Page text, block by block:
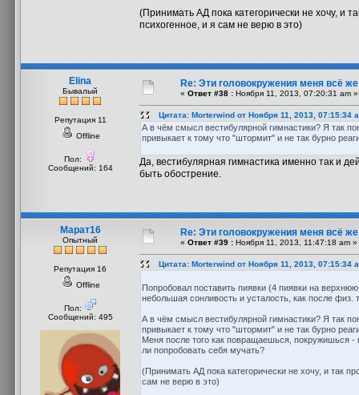
(Принимать АД пока категорически не хочу, и
психогенное, и я сам не верю в это)
Elina
Бывалый
Репутация 11
Offline
Пол:
Сообщений: 164
Re: Эти головокружения меня всё
« Ответ #38 : Ноября 11, 2013, 07:20:31 am »
Цитата: Morterwind от Ноября 11, 2013, 07:15:34
А в чём смысл вестибулярной гимнастики? Я так
привыкает к тому что "штормит" и не так бурно
Да, вестибулярная гимнастика именно так и
быть обострение.
Марат16
Опытный
Репутация 16
Offline
Пол:
Сообщений: 495
Re: Эти головокружения меня всё
« Ответ #39 : Ноября 11, 2013, 11:47:18 am »
Цитата: Morterwind от Ноября 11, 2013, 07:15:34
Попробовал поставить пиявки (4 пиявки на
небольшая сонливость и усталость, как после
А в чём смысл вестибулярной гимнастики? Я так
привыкает к тому что "штормит" и не так бурно
Меня после того как повращаешься, покружишься
ли попробовать себя мучать?
(Принимать АД пока категорически не хочу, и так
сам не верю в это)